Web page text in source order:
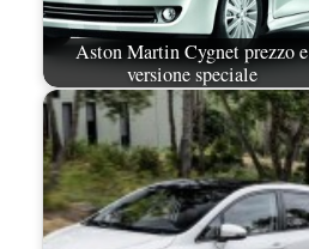
Aston Martin Cygnet prezzo e
versione speciale